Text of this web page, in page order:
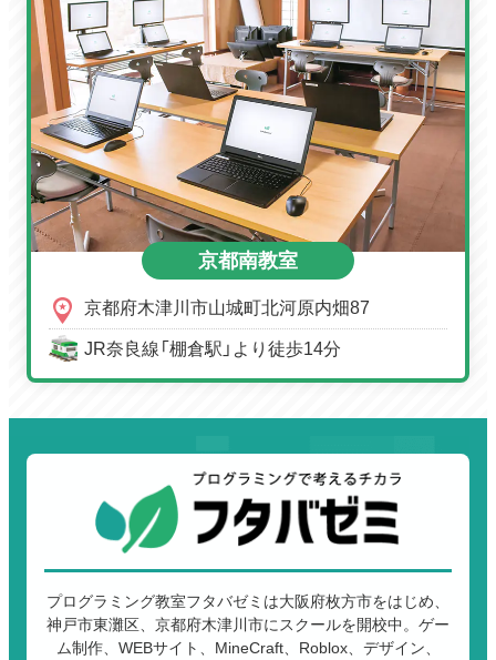
京都南教室
京都府木津川市山城町北河原内畑87
JR奈良線「棚倉駅」より徒歩14分
プログラミング教室フタバゼミは大阪府枚方市をはじめ、
神戸市東灘区、京都府木津川市にスクールを開校中。ゲー
ム制作、WEBサイト、MineCraft、Roblox、デザイン、